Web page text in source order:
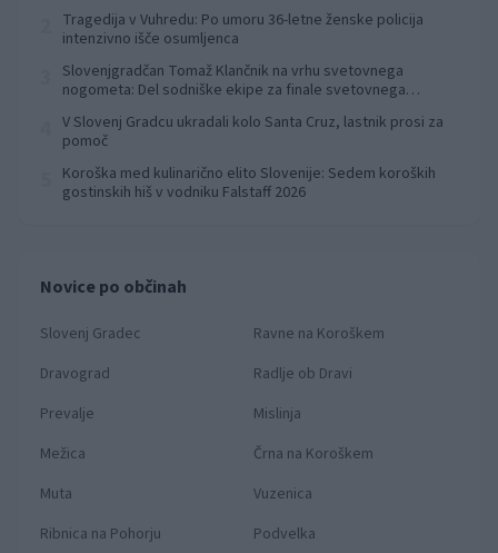
Tragedija v Vuhredu: Po umoru 36-letne ženske policija
intenzivno išče osumljenca
Slovenjgradčan Tomaž Klančnik na vrhu svetovnega
nogometa: Del sodniške ekipe za finale svetovnega
V Slovenj Gradcu ukradali kolo Santa Cruz, lastnik prosi za
pomoč
Koroška med kulinarično elito Slovenije: Sedem koroških
gostinskih hiš v vodniku Falstaff 2026
Novice po občinah
Slovenj Gradec
Ravne na Koroškem
Dravograd
Radlje ob Dravi
Prevalje
Mislinja
Mežica
Črna na Koroškem
Muta
Vuzenica
Ribnica na Pohorju
Podvelka